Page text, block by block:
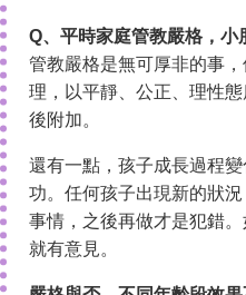
Q、平時家庭管教嚴格，
管教嚴格是無可厚非的事
理，以平靜、公正、理性
後附加。
還有一點，孩子成長過程
功。任何孩子出現新的狀
事情，之後再做才是犯錯
就有意見。